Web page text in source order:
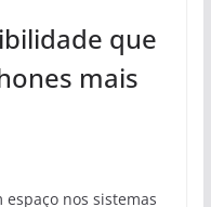
que
mais
espaço nos sistemas